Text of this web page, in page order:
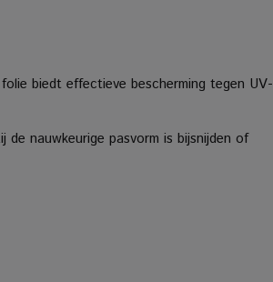
biedt effectieve bescherming tegen UV-
nauwkeurige pasvorm is bijsnijden of